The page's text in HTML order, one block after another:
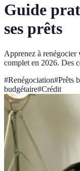
Guide
ses prêts
Apprenez à renégocier
complet en 2026. Des
#Renégociation#Prêts
budgétaire#Crédit